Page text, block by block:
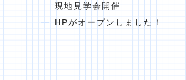
現地見学会開催
HPがオープンしました！